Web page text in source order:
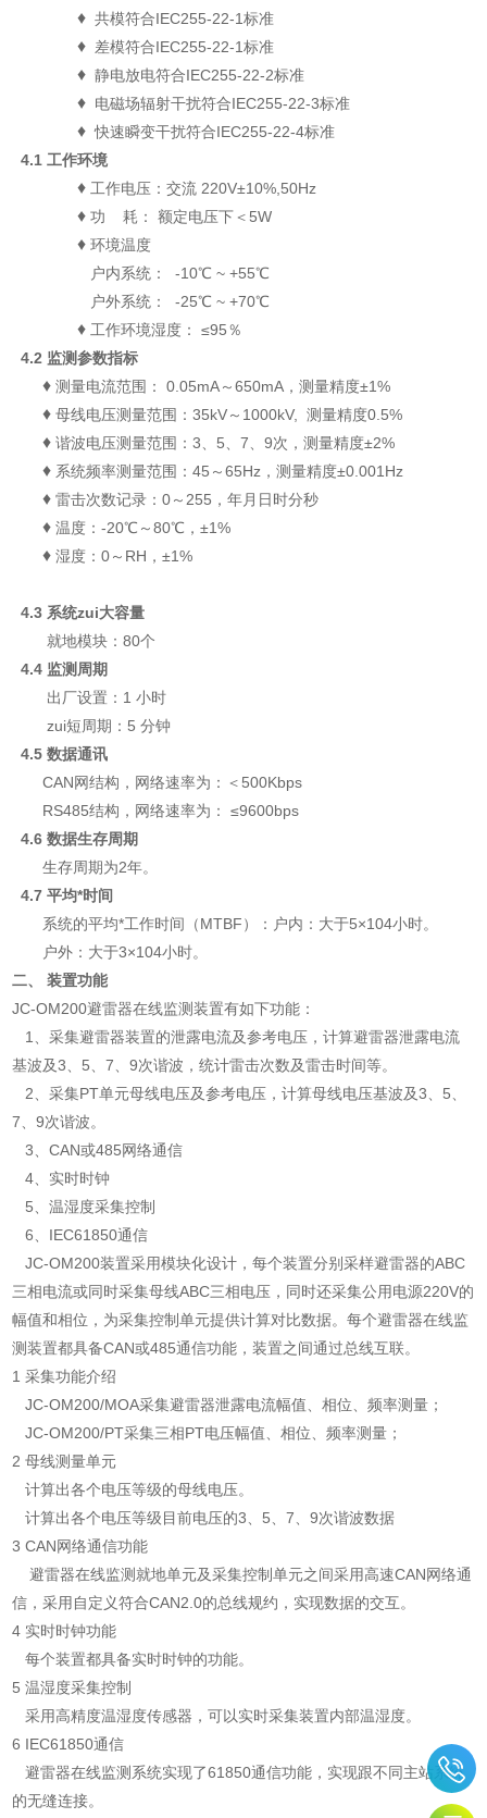
♦ 共模符合IEC255-22-1标准
♦ 差模符合IEC255-22-1标准
♦ 静电放电符合IEC255-22-2标准
♦ 电磁场辐射干扰符合IEC255-22-3标准
♦ 快速瞬变干扰符合IEC255-22-4标准
4.1 工作环境
♦ 工作电压：交流 220V±10%,50Hz
♦功 耗： 额定电压下＜5W
♦环境温度
户内系统： -10℃ ~ +55℃
户外系统： -25℃ ~ +70℃
♦ 工作环境湿度： ≤95％
4.2 监测参数指标
♦测量电流范围： 0.05mA～650mA，测量精度±1%
♦母线电压测量范围：35kV～1000kV, 测量精度0.5%
♦谐波电压测量范围：3、5、7、9次，测量精度±2%
♦ 系统频率测量范围：45～65Hz，测量精度±0.001Hz
♦雷击次数记录：0～255，年月日时分秒
♦温度：-20℃～80℃，±1%
♦湿度：0～RH，±1%
4.3 系统zui大容量
就地模块：80个
4.4 监测周期
出厂设置：1 小时
zui短周期：5 分钟
4.5 数据通讯
CAN网结构，网络速率为：＜500Kbps
RS485结构，网络速率为： ≤9600bps
4.6 数据生存周期
生存周期为2年。
4.7 平均*时间
系统的平均*工作时间（MTBF）：户内：大于5×104小时。
户外：大于3×104小时。
二、 装置功能
JC-OM200避雷器在线监测装置有如下功能：
1、采集避雷器装置的泄露电流及参考电压，计算避雷器泄露电流
基波及3、5、7、9次谐波，统计雷击次数及雷击时间等。
2、采集PT单元母线电压及参考电压，计算母线电压基波及3、5、
7、9次谐波。
3、CAN或485网络通信
4、实时时钟
5、温湿度采集控制
6、IEC61850通信
JC-OM200装置采用模块化设计，每个装置分别采样避雷器的ABC
三相电流或同时采集母线ABC三相电压，同时还采集公用电源220V的
幅值和相位，为采集控制单元提供计算对比数据。每个避雷器在线监
测装置都具备CAN或485通信功能，装置之间通过总线互联。
1 采集功能介绍
JC-OM200/MOA采集避雷器泄露电流幅值、相位、频率测量；
JC-OM200/PT采集三相PT电压幅值、相位、频率测量；
2 母线测量单元
计算出各个电压等级的母线电压。
计算出各个电压等级目前电压的3、5、7、9次谐波数据
3 CAN网络通信功能
避雷器在线监测就地单元及采集控制单元之间采用高速CAN网络通
信，采用自定义符合CAN2.0的总线规约，实现数据的交互。
4 实时时钟功能
每个装置都具备实时时钟的功能。
5 温湿度采集控制
采用高精度温湿度传感器，可以实时采集装置内部温湿度。
6 IEC61850通信
避雷器在线监测系统实现了61850通信功能，实现跟不同主站系统
的无缝连接。